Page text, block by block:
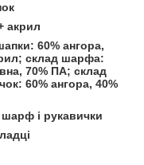
акрил
60% ангора,
склад шарфа:
70% ПА; склад
60% ангора, 40%
і рукавички